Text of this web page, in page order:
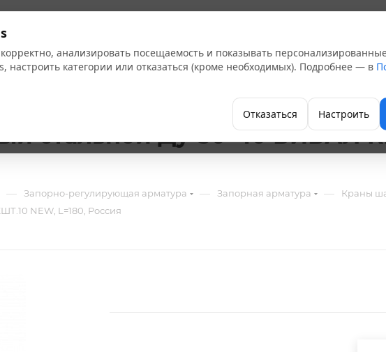
Бренды Компания Офис-склады
стальной Ду-50*40 БИВАЛ
— Запорно-регулирующая арматура — Запорная арматура — Краны
NEW, L=180, Россия
анализировать посещаемость и показывать
настроить категории или отказаться (кроме необходимых). Подробнее — в
Отказаться Настроить